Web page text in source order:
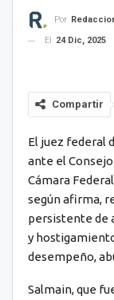
Por Redaccion
El
24 Dic, 2025
Compartir
El juez federal
ante el
Cámara
según afirma,
persistente de
y
desempeño,
Salmain, que